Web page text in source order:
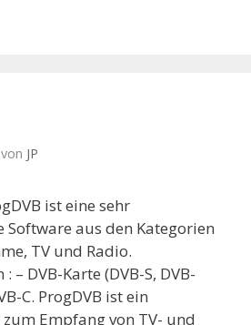
von JP
ist eine sehr
Software aus den Kategorien
TV und Radio.
– DVB-Karte (DVB-S, DVB-
C. ProgDVB ist ein
Empfang von TV- und